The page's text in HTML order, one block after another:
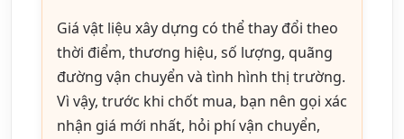
Giá vật liệu xây dựng có thể thay đổi theo
thời điểm, thương hiệu, số lượng, quãng
đường vận chuyển và tình hình thị trường.
Vì vậy, trước khi chốt mua, bạn nên gọi xác
nhận giá mới nhất, hỏi phí vận chuyển,